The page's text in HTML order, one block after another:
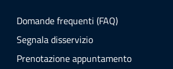
Domande frequenti (FAQ)
Segnala disservizio
Prenotazione appuntamento